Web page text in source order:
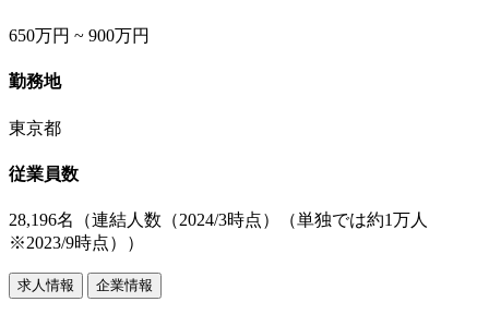
650万円 ~ 900万円
勤務地
東京都
従業員数
28,196名（連結人数（2024/3時点）（単独では約1万人
※2023/9時点））
求人情報 企業情報